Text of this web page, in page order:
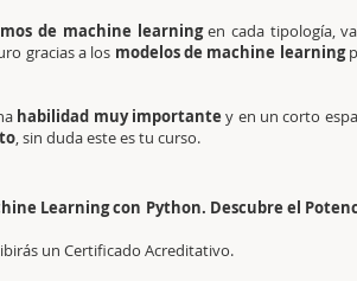
de machine learningen cada tipología,
gracias a los modelos de machine learning
habilidad muy importantey en un corto
, sin duda este es tu curso.
Learning con Python. Descubre el
un Certificado Acreditativo.